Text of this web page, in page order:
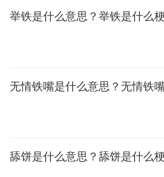
举铁是什么意思？举铁是什么
无情铁嘴是什么意思？无情铁
舔饼是什么意思？舔饼是什么